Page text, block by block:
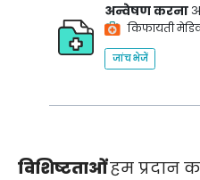
अन्वेषण करना
किफायती
जांच भेजें
विशिष्टताओंहम प्रदान